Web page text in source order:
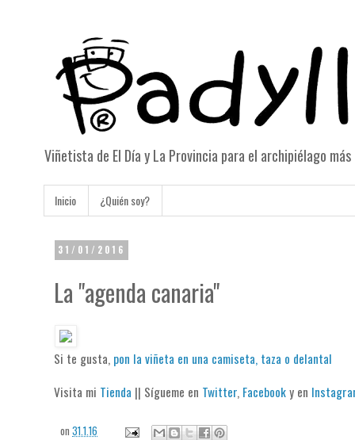
Viñetista de El Día y La Provincia para el archipiélago
Inicio ¿Quién soy?
31/01/2016
La "agenda canaria"
Si te gusta, pon la viñeta en una camiseta, taza o delantal
Visita mi Tienda || Sígueme en Twitter, Facebooky en
on31.1.16